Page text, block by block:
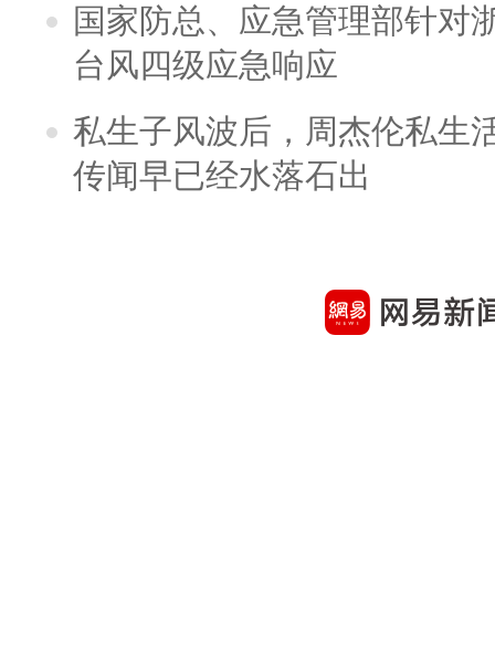
国家防总、应急管理部针对
台风四级应急响应
私生子风波后，周杰伦私生
传闻早已经水落石出